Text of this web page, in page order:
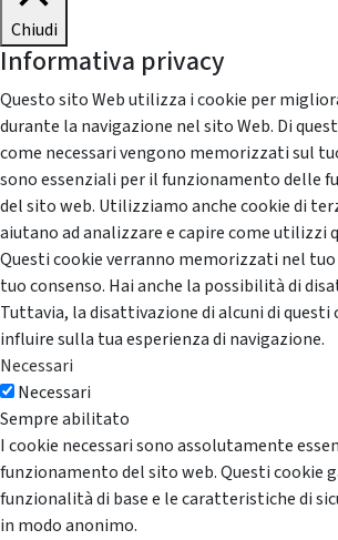
Chiudi
Informativa privacy
Questo sito Web utilizza i cookie per
durante la navigazione nel sito Web. Di
come necessari vengono memorizzati sul
sono essenziali per il funzionamento delle
del sito web. Utilizziamo anche cookie di
aiutano ad analizzare e capire come utilizzi
Questi cookie verranno memorizzati nel
tuo consenso. Hai anche la possibilità di
Tuttavia, la disattivazione di alcuni di questi
influire sulla tua esperienza di navigazione.
Necessari
Necessari
Sempre abilitato
I cookie necessari sono assolutamente
funzionamento del sito web. Questi cookie
funzionalità di base e le caratteristiche di
in modo anonimo.